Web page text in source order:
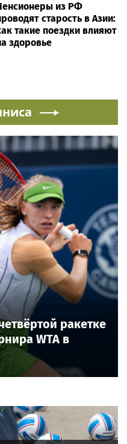
из РФ
старость в Азии:
такие поездки влияют
здоровье
ракетке
WTA в